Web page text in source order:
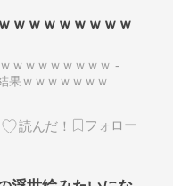
ｗｗｗｗｗｗｗｗ
ｗｗｗｗｗｗｗｗ -
果ｗｗｗｗｗｗｗ